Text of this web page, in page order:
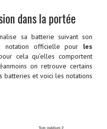
dans la portée
sa batterie suivant son
notation officielle pour les
cela qu’elles comportent
on retrouve certains
batteries et voici les notations